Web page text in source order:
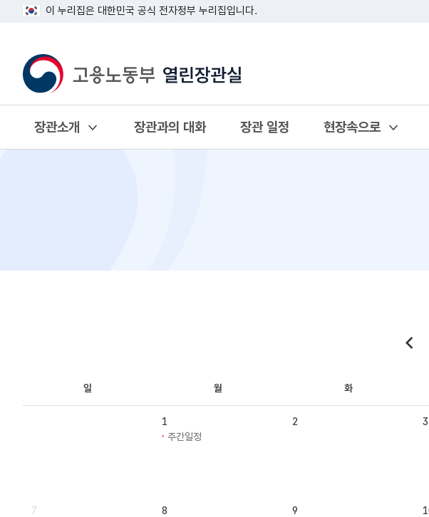
이 누리집은 대한민국 공식 전자정부 누리집입니다.
장관소개 장관과의 대화 장관 일정 현장속으로
일 월 화
1
주간일정
2 3
7
8
9